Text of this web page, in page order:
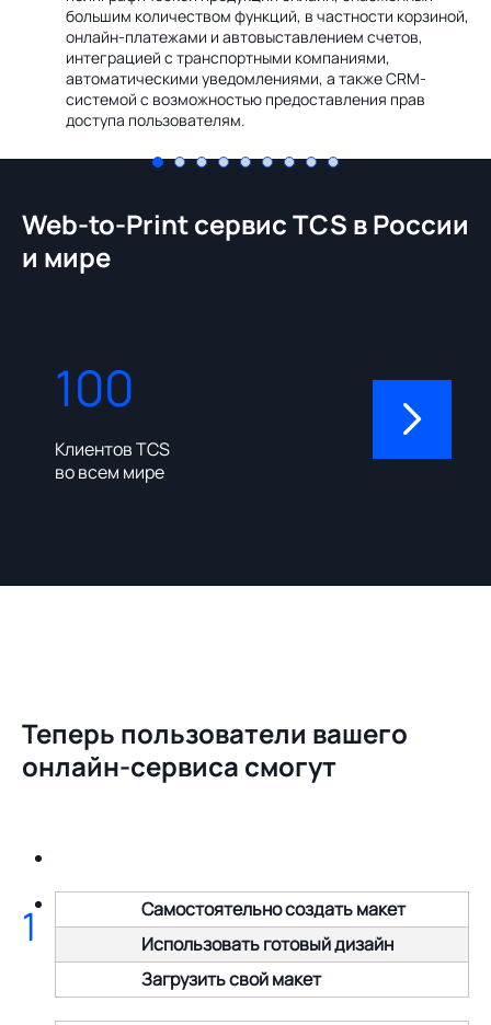
большим количеством функций, в частности корзиной,
онлайн-платежами и автовыставлением счетов,
интеграцией с транспортными компаниями,
автоматическими уведомлениями, а также CRM-
системой с возможностью предоставления прав
доступа пользователям.
Web-to-Print сервис TCS в России
и мире
100
Клиентов TCS
во всем мире
310
Теперь пользователи вашего
онлайн-сервиса смогут
Самостоятельно создать макет
Использовать готовый дизайн
Загрузить свой макет
1